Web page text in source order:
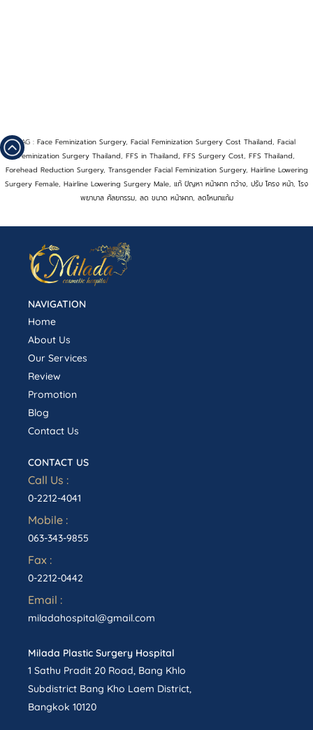
TAG : Face Feminization Surgery, Facial Feminization Surgery Cost Thailand, Facial
Feminization Surgery Thailand, FFS in Thailand, FFS Surgery Cost, FFS Thailand,
Forehead Reduction Surgery, Transgender Facial Feminization Surgery, Hairline Lowering
Surgery Female, Hairline Lowering Surgery Male, แก้ ปัญหา หน้าผาก กว้าง, ปรับ โครง หน้า, โรง
พยาบาล ศัลยกรรม, ลด ขนาด หน้าผาก, ลดโหนกแก้ม
NAVIGATION
Home
About Us
Our Services
Review
Promotion
Blog
Contact Us
CONTACT US
Call Us :
0-2212-4041
Mobile :
063-343-9855
Fax :
0-2212-0442
Email :
miladahospital@gmail.com
Milada Plastic Surgery Hospital
1 Sathu Pradit 20 Road, Bang Khlo
Subdistrict Bang Kho Laem District,
Bangkok 10120